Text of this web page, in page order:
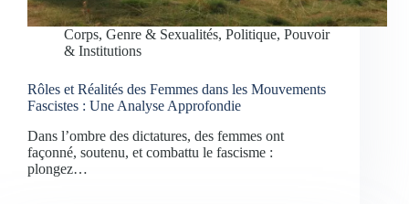
Corps, Genre & Sexualités, Politique, Pouvoir
& Institutions
Rôles et Réalités des Femmes dans les Mouvements
Fascistes : Une Analyse Approfondie
Dans l’ombre des dictatures, des femmes ont
façonné, soutenu, et combattu le fascisme :
plongez…